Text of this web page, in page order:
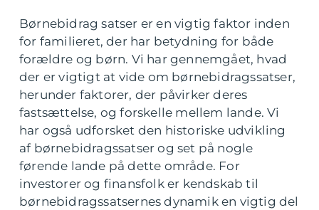
Børnebidrag satser er en vigtig faktor inden
for familieret, der har betydning for både
forældre og børn. Vi har gennemgået, hvad
der er vigtigt at vide om børnebidragssatser,
herunder faktorer, der påvirker deres
fastsættelse, og forskelle mellem lande. Vi
har også udforsket den historiske udvikling
af børnebidragssatser og set på nogle
førende lande på dette område. For
investorer og finansfolk er kendskab til
børnebidragssatsernes dynamik en vigtig del